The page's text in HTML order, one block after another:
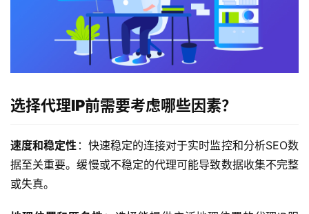
选择代理IP前需要考虑哪些因素？
速度和稳定性 ：快速稳定的连接对于实时监控和分析SEO数
据至关重要。缓慢或不稳定的代理可能导致数据收集不完整
或失真。